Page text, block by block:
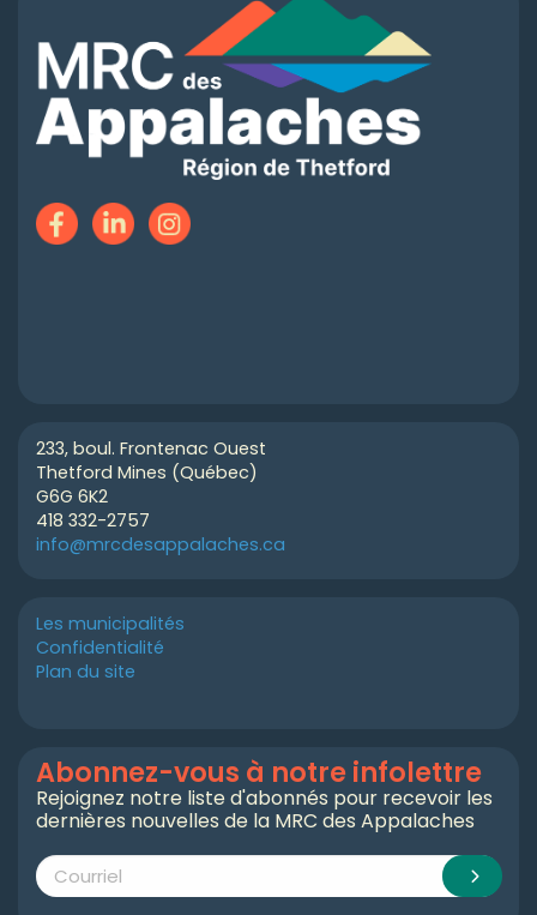
233, boul. Frontenac Ouest
Thetford Mines (Québec)
G6G 6K2
418 332-2757
info@mrcdesappalaches.ca
Les municipalités
Confidentialité
Plan du site
Abonnez-vous à notre infolettre
Rejoignez notre liste d'abonnés pour recevoir les
dernières nouvelles de la MRC des Appalaches